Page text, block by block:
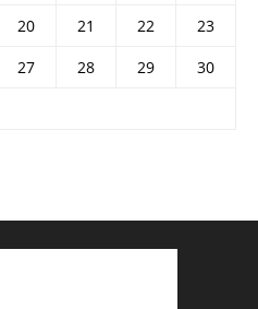
20 21 22
23
27 28 29
30